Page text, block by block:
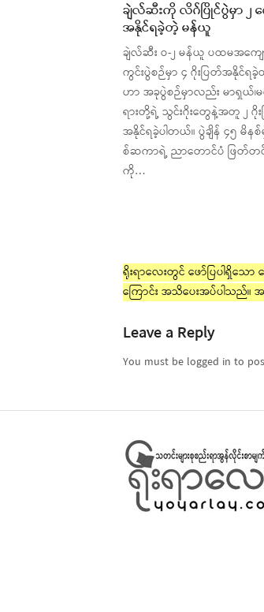
ချဲလ်ဆီးကို လိဂ်ပြိုင်ပွဲမှာ ၂
အနိုင်ရခဲ့တဲ့ မန်ယူ
ချဲလ်ဆီး ဝ-၂ မန်ယူ ပထမအကျ
ကွင်းပွဲစဉ်မှာ ၄ ဂိုးပြတ်အနိုင်ရ
ဟာ အခုပွဲစဉ်မှာလည်း မာရှယ်၊
ရားတို့ရဲ့ သွင်းဂိုးတွေနဲ့အတူ ၂ ဂို
အနိုင်ရခဲ့ပါတယ်။ ပွဲချိန် ၄၅ မိန
စ်ဆကာရဲ့ ညာတောင်ပံ ဖြတ်တ
ကို…
ရိုးရာလေးတွင် ဖော်ပြပါရှိသော
ကြောင်း အသိပေးအပ်ပါသည်
Leave a Reply
You must be logged in to